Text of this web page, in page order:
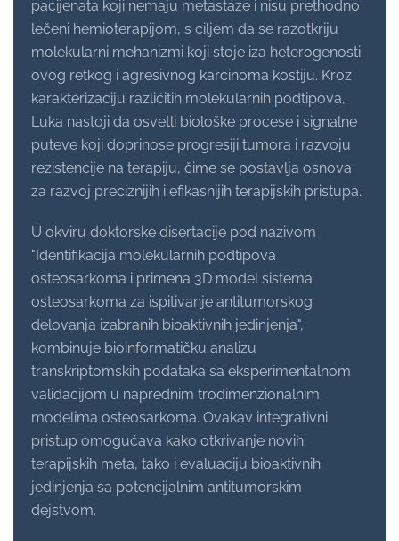
pacijenata koji nemaju metastaze i nisu prethodno
lečeni hemioterapijom, s ciljem da se razotkriju
molekularni mehanizmi koji stoje iza heterogenosti
ovog retkog i agresivnog karcinoma kostiju. Kroz
karakterizaciju različitih molekularnih podtipova,
Luka nastoji da osvetli biološke procese i signalne
puteve koji doprinose progresiji tumora i razvoju
rezistencije na terapiju, čime se postavlja osnova
za razvoj preciznijih i efikasnijih terapijskih pristupa.
U okviru doktorske disertacije pod nazivom
"Identifikacija molekularnih podtipova
osteosarkoma i primena 3D model sistema
osteosarkoma za ispitivanje antitumorskog
delovanja izabranih bioaktivnih jedinjenja",
kombinuje bioinformatičku analizu
transkriptomskih podataka sa eksperimentalnom
validacijom u naprednim trodimenzionalnim
modelima osteosarkoma. Ovakav integrativni
pristup omogućava kako otkrivanje novih
terapijskih meta, tako i evaluaciju bioaktivnih
jedinjenja sa potencijalnim antitumorskim
dejstvom.